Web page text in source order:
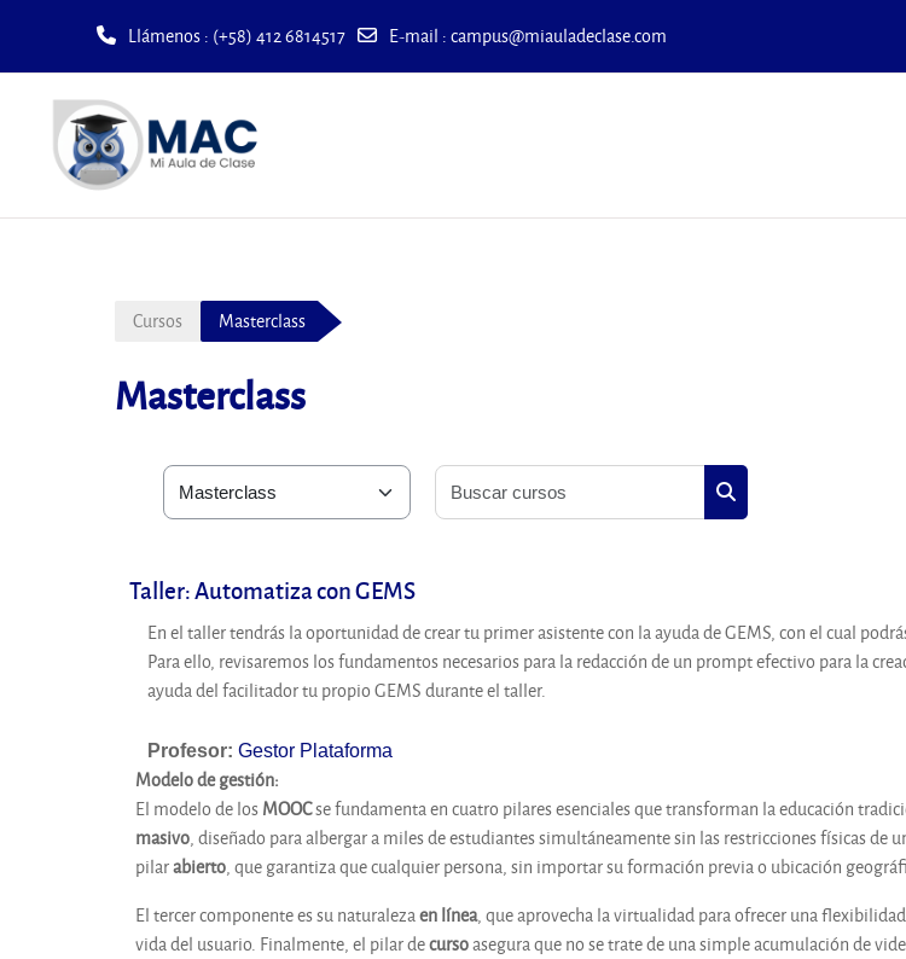
Llámenos: (+58) 412 6814517 E-mail :campus@miauladeclase.com
Cursos Masterclass
Masterclass
Categorías
Buscar cursos
Taller: Automatiza con GEMS
En el taller tendrás la oportunidad de crear tu primer asistente con la ayuda de GEMS, con el cual
Para ello, revisaremos los fundamentos necesarios para la redacción de un prompt efectivo para la
ayuda del facilitador tu propio GEMS durante el taller.
Profesor: Gestor Plataforma
Modelo de gestión:
El modelo de losMOOCse fundamenta en cuatro pilares esenciales que transforman la educación
masivo, diseñado para albergar a miles de estudiantes simultáneamente sin las restricciones físicas de
pilarabierto, que garantiza que cualquier persona, sin importar su formación previa o ubicación
El tercer componente es su naturalezaen línea, que aprovecha la virtualidad para ofrecer una
vida del usuario. Finalmente, el pilar decursoasegura que no se trate de una simple acumulación de